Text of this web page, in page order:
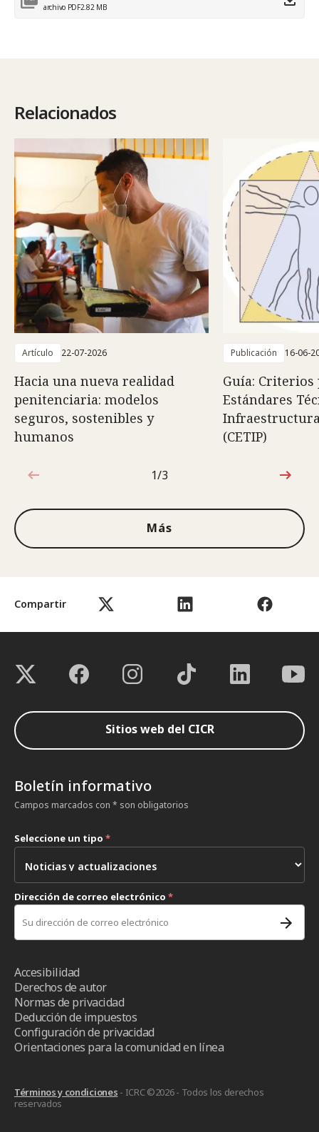
Compartir
archivo PDF2.82 MB
Relacionados
Artículo 22-07-2026
Hacia una nueva realidad
penitenciaria: modelos
seguros, sostenibles y
humanos
Publicación 16-06-
Guía: Criterios
Estándares
(CETIP)
1de3
1/3
Más
Sitios web del CICR
Boletín informativo
Campos marcados con * son obligatorios
Seleccione un tipo *
Dirección de correo electrónico *
Accesibilidad
Derechos de autor
Normas de privacidad
Deducción de impuestos
Configuración de privacidad
Orientaciones para la comunidad en línea
Términos y condiciones - ICRC ©2026 - Todos los derechos
reservados